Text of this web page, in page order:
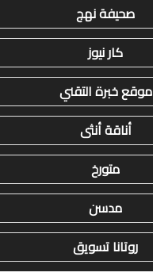
صحيفة نهج
كار نيوز
موقع خبرة التقني
أناقة أنثى
متورخ
مدسن
روتانا تسويق